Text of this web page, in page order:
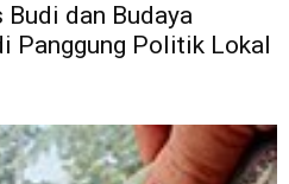
dan Budaya
Panggung Politik Lokal